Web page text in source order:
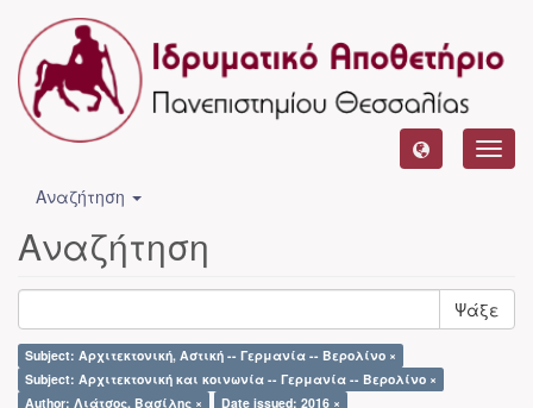
Αναζήτηση
Αναζήτηση
Ψάξε
Subject: Αρχιτεκτονική, Αστική -- Γερμανία -- Βερολίνο ×
Subject: Αρχιτεκτονική και κοινωνία -- Γερμανία -- Βερολίνο ×
Author: Λιάτσος, Βασίλης ×
Date issued: 2016 ×